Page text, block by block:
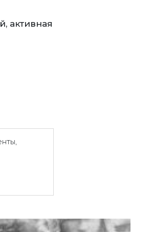
активная